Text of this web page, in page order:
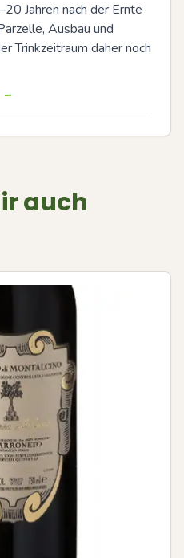
Jahren nach der Ernte
Ausbau und
Trinkzeitraum daher noch
→
auch